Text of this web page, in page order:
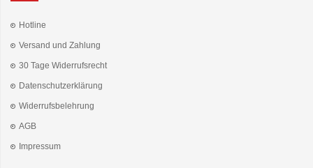
Hotline
Versand und Zahlung
30 Tage Widerrufsrecht
Datenschutzerklärung
Widerrufsbelehrung
AGB
Impressum